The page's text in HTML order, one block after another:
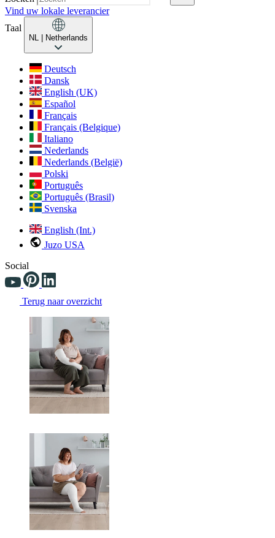
Vind uw lokale leverancier
Taal
NL | Netherlands
Deutsch
Dansk
English (UK)
Español
Français
Français (Belgique)
Italiano
Nederlands
Nederlands (België)
Polski
Português
Português (Brasil)
Svenska
English (Int.)
Juzo USA
Social
Terug naar overzicht